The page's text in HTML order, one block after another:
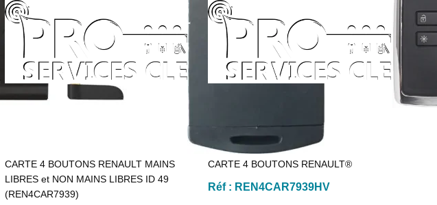
CARTE 4 BOUTONS RENAULT MAINS
LIBRES et NON MAINS LIBRES ID 49
(REN4CAR7939)
CARTE 4 BOUTONS RENAULT®
Réf : REN4CAR7939HV